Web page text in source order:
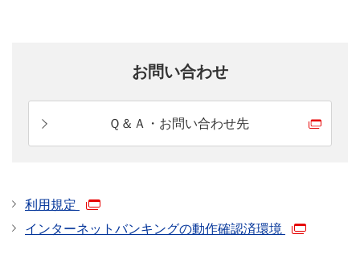
お問い合わせ
Ｑ＆Ａ・お問い合わせ先
利用規定
インターネットバンキングの動作確認済環境